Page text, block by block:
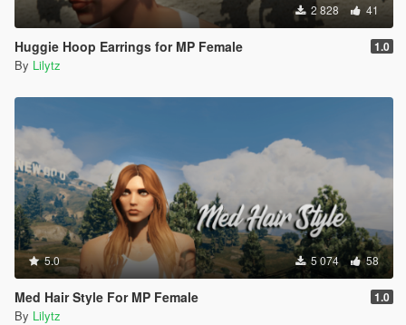
2 828 41
Huggie Hoop Earrings for MP Female 1.0
By Lilytz
5.0 5 074 58
Med Hair Style For MP Female 1.0
By Lilytz